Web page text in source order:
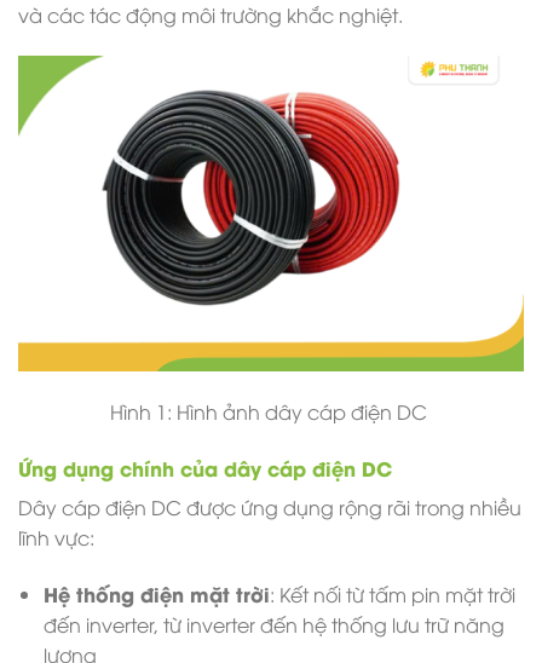
và các tác động môi trường khắc nghiệt.
Hình 1: Hình ảnh dây cáp điện DC
Ứng dụng chính của dây cáp điện DC
Dây cáp điện DC được ứng dụng rộng rãi trong nhiều
lĩnh vực:
Hệ thống điện mặt trời: Kết nối từ tấm pin mặt trời
đến inverter, từ inverter đến hệ thống lưu trữ năng
lượng